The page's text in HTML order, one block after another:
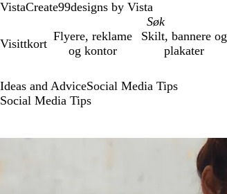
VistaCreate99designs by Vista
Visittkort
Flyere, reklame
og kontor
Skilt, bannere og
plakater
Ideas and AdviceSocial Media Tips
Social Media Tips